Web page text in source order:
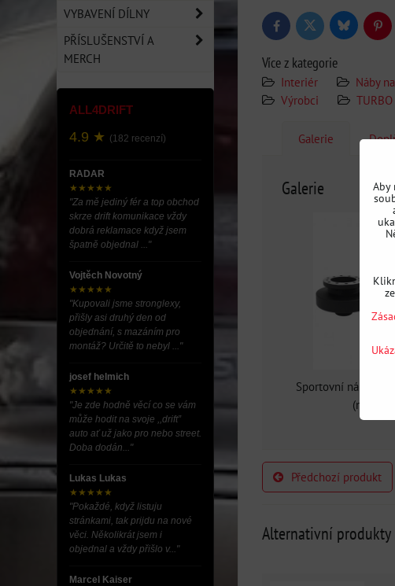
FacebookTwitter Bluesky
Více z kategorie
Interiér Náby
Výrobci
Galerie
Galerie
Sportovní náboj
(nába na
Předchozí produkt
Alternativní produkty
VYBAVENÍ DÍLNY
PŘÍSLUŠENSTVÍ A
MERCH
ALL4DRIFT
4.9 ★ (182 recenzí)
RADAR
★★★★★
"Za mě jediný fér a top obchod
skrze drift komunikace vždy
dobrá reklamace když jsem
špatně objednal ..."
Vojtěch Novotný
★★★★★
"Kupovali jsme stronglexy,
přišly asi druhý den od
objednání, s mazáním pro
montáž? Určitě to nebyl ..."
josef helmich
★★★★★
"Je zde hodně věcí co se vám
může hodit na svoje ,,drift”
auto ať už jako pro nebo street.
Doba dodán..."
Lukas Lukas
★★★★★
"Pokaždé, když listuju
stránkami, tak prijdu na nové
věci. Několikrát jsem i
objednal a vždy přišlo v..."
Marcel Kaiser
Aby